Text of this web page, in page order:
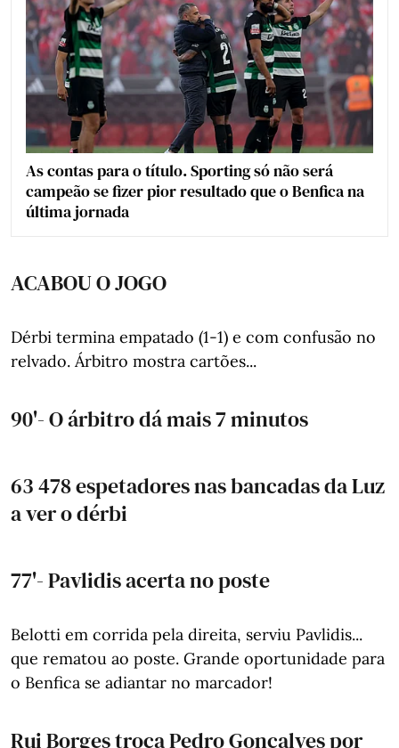
As contas para o título. Sporting só não será
campeão se fizer pior resultado que o Benfica na
última jornada
ACABOU O JOGO
Dérbi termina empatado (1-1) e com confusão no
relvado. Árbitro mostra cartões...
90'- O árbitro dá mais 7 minutos
63 478 espetadores nas bancadas da Luz
a ver o dérbi
77'- Pavlidis acerta no poste
Belotti em corrida pela direita, serviu Pavlidis...
que rematou ao poste. Grande oportunidade para
o Benfica se adiantar no marcador!
Rui Borges troca Pedro Gonçalves por